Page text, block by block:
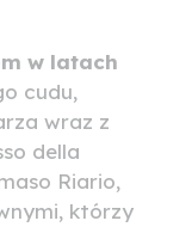
w latach
cudu,
wraz z
della
Riario,
którzy